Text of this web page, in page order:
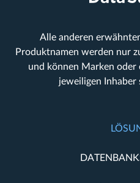
Alle anderen
Produktnamen werden nur
und können Marken oder
jeweiligen Inhaber